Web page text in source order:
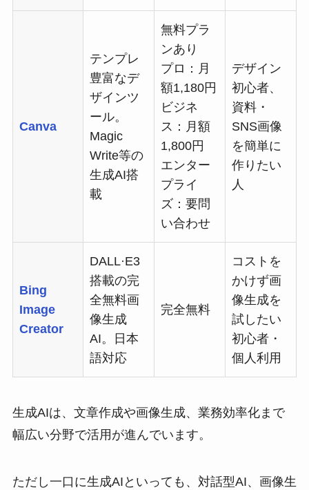
Canva
テンプレ
豊富なデ
ザインツ
ール。
Magic
Write等の
生成AI搭
載
無料プラ
ンあり
プロ：月
額1,180円
ビジネ
ス：月額
1,800円
エンター
プライ
ズ：要問
い合わせ
デザイン
初心者、
資料・
SNS画像
を簡単に
作りたい
人
Bing
Image
Creator
DALL·E3
搭載の完
全無料画
像生成
AI。日本
語対応
完全無料
コストを
かけず画
像生成を
試したい
初心者・
個人利用
生成AIは、文章作成や画像生成、業務効率化まで
幅広い分野で活用が進んでいます。
ただし一口に生成AIといっても、対話型AI、画像生